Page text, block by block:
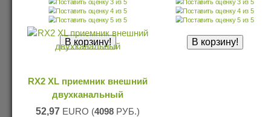
RX2 XL приемник внешний
двухканальный
52,97 EURO (4098 РУБ.)